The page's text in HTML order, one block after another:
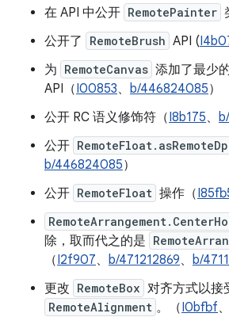
在 API 中公开 RemotePainter
公开了
RemoteBrush API (
为 RemoteCanvas 添加了最少
API（I00853、 b/446824085）
公开 RC 语义修饰符（I8b175、
公开
b/446824085）
公开 RemoteFloat 操作（
除，取而代之的是
（I2f907、 b/471212869、 b/
更改 RemoteBox 对齐方式以接
RemoteAlignment 。（I0bfbf、